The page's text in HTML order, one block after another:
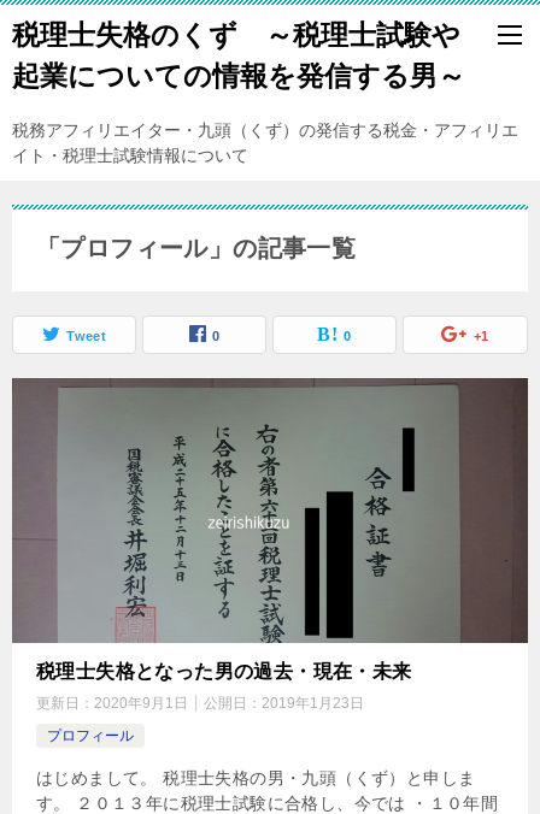
税理士失格のくず ～税理士試験や
起業についての情報を発信する男～
税務アフィリエイター・九頭（くず）の発信する税金・アフィリエ
イト・税理士試験情報について
「プロフィール」の記事一覧
Tweet 0 0 +1
税理士失格となった男の過去・現在・未来
更新日： 2020年9月1日 公開日： 2019年1月23日
プロフィール
はじめまして。 税理士失格の男・九頭（くず）と申しま
す。 ２０１３年に税理士試験に合格し、今では ・１０年間